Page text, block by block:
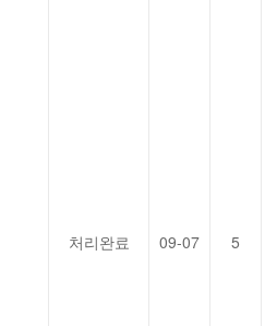
처리완료 09-07 5